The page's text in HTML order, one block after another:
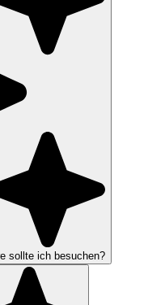
sollte ich besuchen?